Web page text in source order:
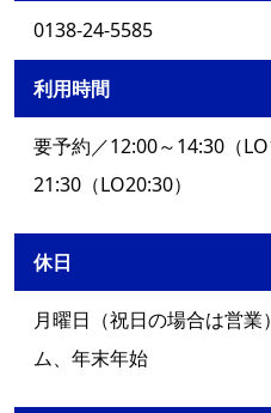
0138-24-5585
利用時間
要予約／12:00～14:30（
21:30（LO20:30）
休日
月曜日（祝日の場合は営
ム、年末年始